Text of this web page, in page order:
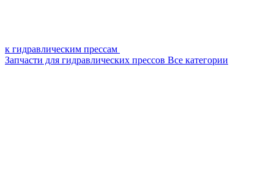
к гидравлическим прессам
Запчасти для гидравлических прессов Все категории